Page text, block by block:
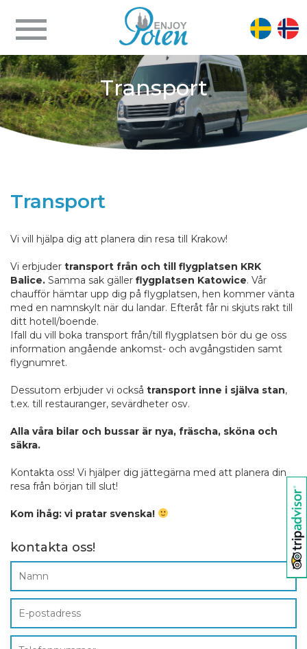
Transport
Transport
Vi vill hjälpa dig att planera din resa till Krakow!
Vi erbjuder transport från och till flygplatsen KRK
Balice. Samma sak gäller flygplatsen Katowice. Vår
chaufför hämtar upp dig på flygplatsen, hen kommer vänta
med en namnskylt när du landar. Efteråt får ni skjuts rakt till
ditt hotell/boende.
Ifall du vill boka transport från/till flygplatsen bör du ge oss
information angående ankomst- och avgångstiden samt
flygnumret.
Dessutom erbjuder vi också transport inne i själva stan,
t.ex. till restauranger, sevärdheter osv.
Alla våra bilar och bussar är nya, fräscha, sköna och
säkra.
Kontakta oss! Vi hjälper dig jättegärna med att planera din
resa från början till slut!
Kom ihåg: vi pratar svenska!
kontakta oss!